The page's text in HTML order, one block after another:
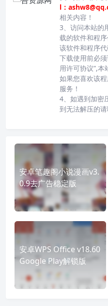
l：
相关内容！
3、访问本站的
载的软件和程
该软件和程序
下载使用前必
用许可协议”,本
如果您喜欢该
服务！
4、如遇到加密
到无法解压的请
安卓笔趣阁小说漫画v3.
0.9去广告稳定版
安卓WPS Office v18.60
Google Play解锁版